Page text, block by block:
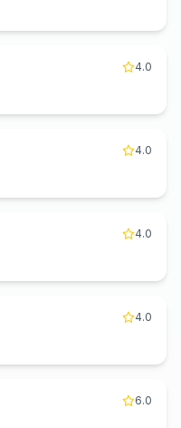
4.0
4.0
4.0
4.0
6.0